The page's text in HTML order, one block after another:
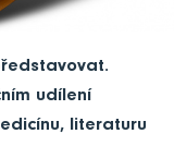
udílení
literaturu